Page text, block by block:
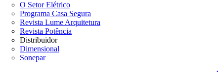
O Setor Elétrico
Programa Casa Segura
Revista Lume Arquitetura
Revista Potência
Distribuidor
Dimensional
Sonepar